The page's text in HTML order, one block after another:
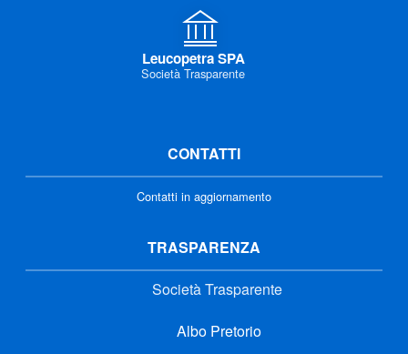
Leucopetra SPA
Società Trasparente
CONTATTI
Contatti in aggiornamento
TRASPARENZA
Società Trasparente
Albo Pretorio